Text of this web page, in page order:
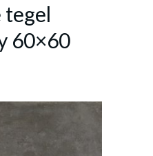
tegel
60×60